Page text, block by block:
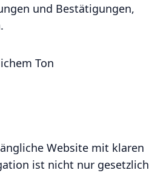
und Bestätigungen,
Website mit klaren
ist nicht nur gesetzlich